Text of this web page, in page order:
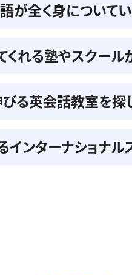
が全く身について
れる塾やスクール
る英会話教室を探
インターナショナ